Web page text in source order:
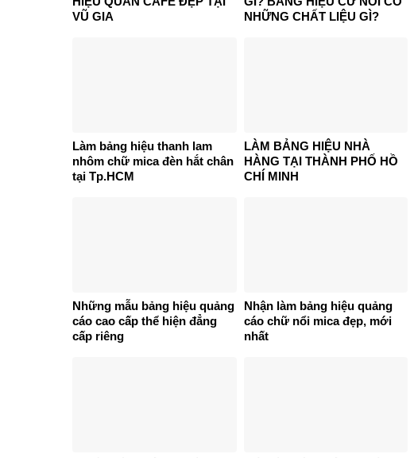
VŨ GIA
NHỮNG CHẤT LIỆU GÌ?
Làm bảng hiệu thanh lam
nhôm chữ mica đèn hắt chân
tại Tp.HCM
LÀM BẢNG HIỆU NHÀ
HÀNG TẠI THÀNH PHỐ HỒ
CHÍ MINH
Những mẫu bảng hiệu quảng
cáo cao cấp thể hiện đẳng
cấp riêng
Nhận làm bảng hiệu quảng
cáo chữ nổi mica đẹp, mới
nhất